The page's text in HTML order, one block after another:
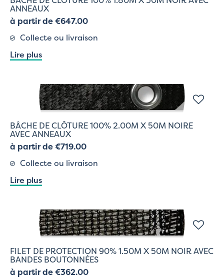
ANNEAUX
à partir de €647.00
Collecte ou livraison
Lire plus
BÂCHE DE CLÔTURE 100% 2.00M X 50M NOIRE
AVEC ANNEAUX
à partir de €719.00
Collecte ou livraison
Lire plus
FILET DE PROTECTION 90% 1.50M X 50M NOIR AVEC
BANDES BOUTONNÉES
à partir de €362.00